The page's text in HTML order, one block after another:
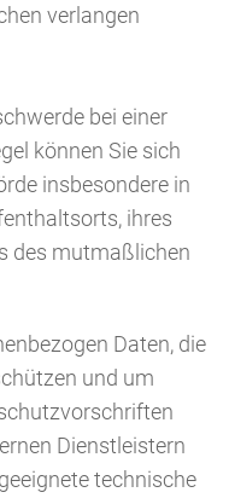
verlangen
bei einer
können Sie sich
insbesondere in
ihres
des mutmaßlichen
Daten, die
und um
Dienstleistern
technische